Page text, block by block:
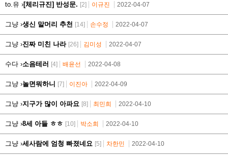
to.유 ›[체리규진] 반성문. [2] 이규진 2022-04-07
그냥 ›생신 말머리 추천 [14] 손수정 2022-04-07
그냥 ›진짜 미친 나라 [26] 김미성 2022-04-07
수다 ›소음테러 [4] 배윤선 2022-04-08
그냥 ›놀면뭐하니 [7] 이진아 2022-04-09
그냥 ›지구가 많이 아파요 [8] 최민희 2022-04-10
그냥 ›8세 아들 ㅎㅎ [10] 박소희 2022-04-10
그냥 ›세사람에 엄청 빠졌네요 [5] 차한민 2022-04-10